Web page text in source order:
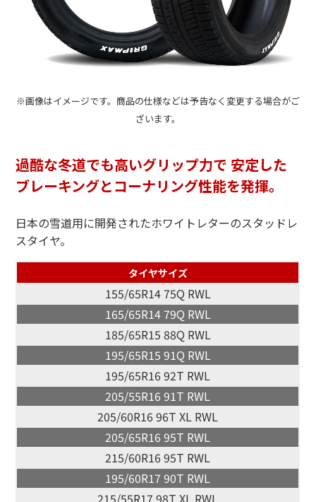
※画像はイメージです。商品の仕様などは予告なく変更する場合がご
ざいます。
過酷な冬道でも高いグリップ力で 安定した
ブレーキングとコーナリング性能を発揮。
日本の雪道用に開発されたホワイトレターのスタッドレ
スタイヤ。
タイヤサイズ
155/65R14 75Q RWL
165/65R14 79Q RWL
185/65R15 88Q RWL
195/65R15 91Q RWL
195/65R16 92T RWL
205/55R16 91T RWL
205/60R16 96T XL RWL
205/65R16 95T RWL
215/60R16 95T RWL
195/60R17 90T RWL
215/55R17 98T XL RWL